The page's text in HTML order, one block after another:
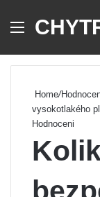
Menu
Home/
vysokotlakého
Hodnoceni